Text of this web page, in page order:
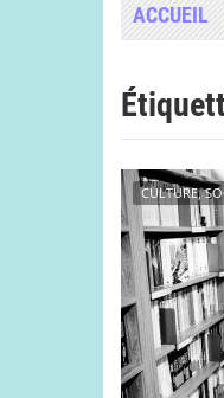
ACCUEIL
CULTURE,